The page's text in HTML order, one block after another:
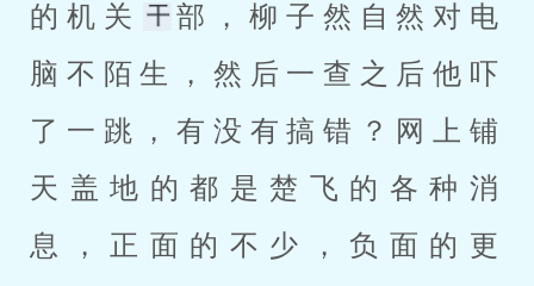
的机关
部，柳子然自然对电
脑不陌生，然后一查之后他吓
了一跳，有没有搞错？网上铺
天盖地的都是楚飞的各种消
息，正面的不少，负面的更